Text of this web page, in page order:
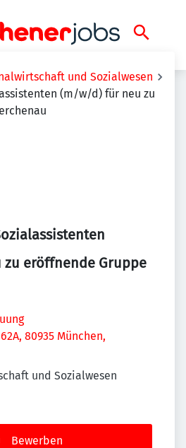
und Sozialwesen
(m/w/d) für neu zu
eröffnende Gruppe
80935 München,
und Sozialwesen
Bewerben